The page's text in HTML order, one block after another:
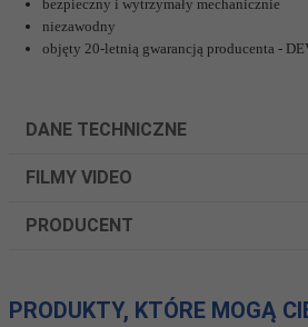
bezpieczny i wytrzymały mechanicznie
niezawodny
objęty 20-letnią gwarancją producenta -
DANE TECHNICZNE
FILMY VIDEO
PRODUCENT
PRODUKTY, KTÓRE MOGĄ